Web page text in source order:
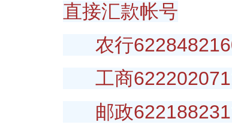
直接汇款帐号
农行
工商
邮政